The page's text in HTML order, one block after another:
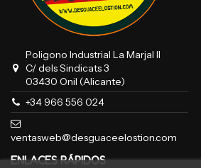
Poligono Industrial La Marjal II
C/ dels Sindicats 3
03430 Onil (Alicante)
+34 966 556 024
ventasweb@desguaceelostion.com
ENLACES RÁPIDOS